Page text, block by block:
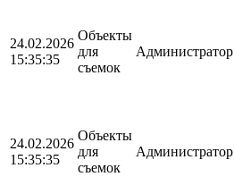
24.02.2026
15:35:35
Объекты
для
съемок
Администратор
24.02.2026
15:35:35
Объекты
для
съемок
Администратор